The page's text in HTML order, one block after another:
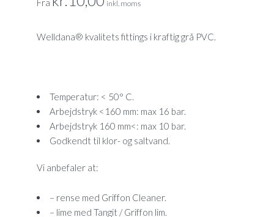
inkl. moms
Welldana® kvalitets fittings i kraftig grå PVC.
Temperatur: < 50° C.
Arbejdstryk <160 mm: max 16 bar.
Arbejdstryk 160 mm<: max 10 bar.
Godkendt til klor- og saltvand.
Vi anbefaler at:
– rense med Griffon Cleaner.
– lime med Tangit / Griffon lim.